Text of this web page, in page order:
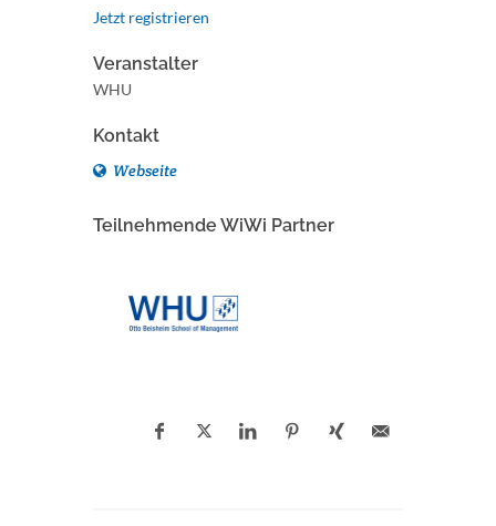
Jetzt registrieren
Veranstalter
WHU
Kontakt
Webseite
Teilnehmende WiWi Partner